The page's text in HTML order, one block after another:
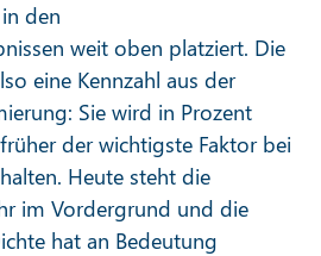
den
weit oben platziert. Die
eine Kennzahl aus der
Sie wird in Prozent
der wichtigste Faktor bei
Heute steht die
im Vordergrund und die
hat an Bedeutung